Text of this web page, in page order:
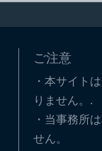
ご注意
・本サイト
りません。.
・当事務所
せん。